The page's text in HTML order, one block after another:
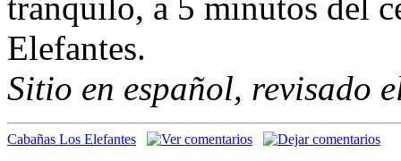
Elefantes.
Sitio en español, revisado
Cabañas Los Elefantes